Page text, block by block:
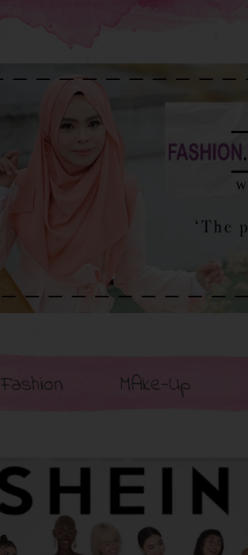
Fashion MAke-Up